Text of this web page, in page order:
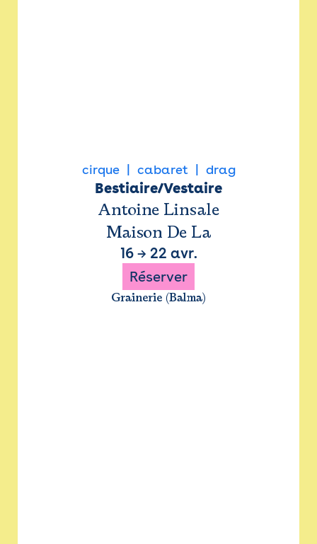
cirque cabaret drag
Bestiaire/Vestaire
Antoine Linsale
Maison De La
16→ 22 avr.
Réserver
Grainerie (Balma)